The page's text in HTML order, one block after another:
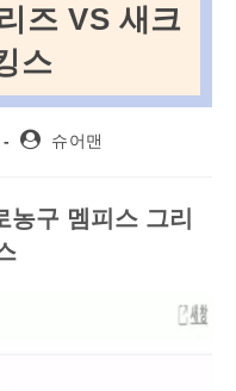
즈 VS 새크
스
Post슈어맨
농구 멤피스 그리